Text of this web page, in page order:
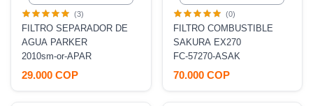
(3)
FILTRO SEPARADOR DE
AGUA PARKER
2010sm-or-APAR
29.000 COP
(0)
FILTRO COMBUSTIBLE
SAKURA EX270
FC-57270-ASAK
70.000 COP